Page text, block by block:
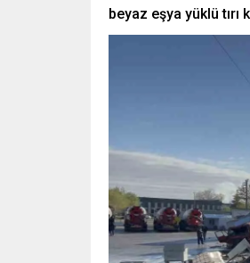
beyaz eşya yüklü tırı